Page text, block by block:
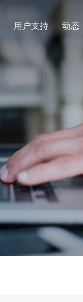
用户支持 动态